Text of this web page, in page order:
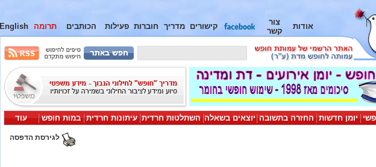
אודות
צור
קשר
קישורים מדריך חוברות פעילות הכותבים תרומה English
יומן חדשות החזרה בתשובה יוצאים בשאלה השתלטות חרדית עיתונות חרדית במות חופש עוד
לגירסת הדפסה